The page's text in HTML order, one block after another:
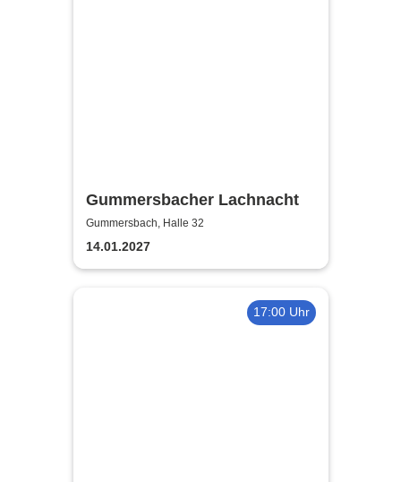
Gummersbacher Lachnacht
Gummersbach, Halle 32
14.01.2027
17:00 Uhr